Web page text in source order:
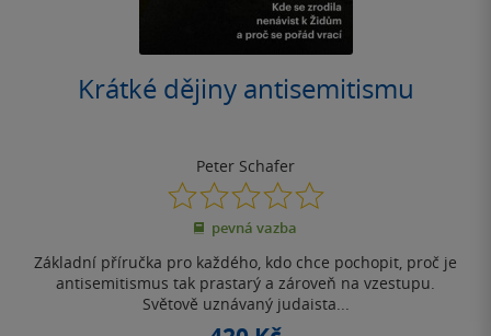
Krátké dějiny antisemitismu
Peter Schafer
0.0
z
5
pevná vazba
Základní příručka pro každého, kdo chce pochopit, proč je
antisemitismus tak prastarý a zároveň na vzestupu.
Světově uznávaný judaista...